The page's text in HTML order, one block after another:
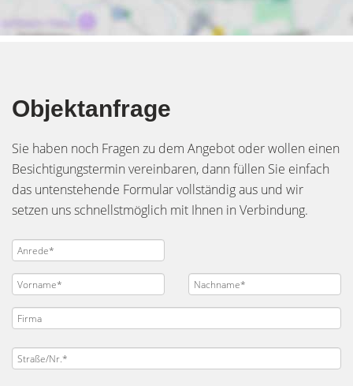
Objektanfrage
Sie haben noch Fragen zu dem Angebot oder wollen einen
Besichtigungstermin vereinbaren, dann füllen Sie einfach
das untenstehende Formular vollständig aus und wir
setzen uns schnellstmöglich mit Ihnen in Verbindung.